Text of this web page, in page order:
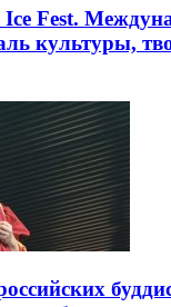
Fest.
культуры,